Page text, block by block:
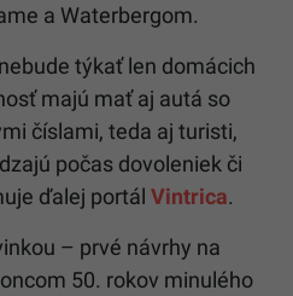
a Waterbergom.
týkať len domácich
majú mať aj autá so
číslami, teda aj turisti,
počas dovoleniek či
ďalej portál Vintrica.
– prvé návrhy na
50. rokov minulého